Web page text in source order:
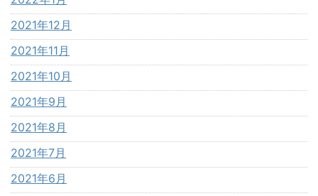
2021年12月
2021年11月
2021年10月
2021年9月
2021年8月
2021年7月
2021年6月